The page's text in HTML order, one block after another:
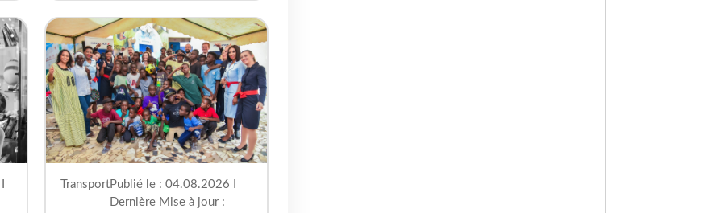
TransportPublié le : 04.08.2026 I
Dernière Mise à jour :